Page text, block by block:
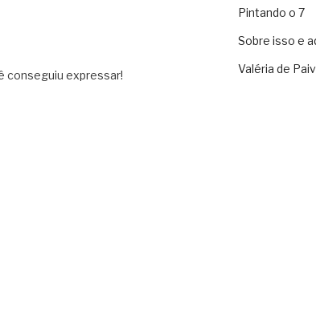
conseguiu expressar!
Pintando o 7
Sobre isso e
Valéria de